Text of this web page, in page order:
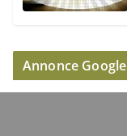
Annonce Google